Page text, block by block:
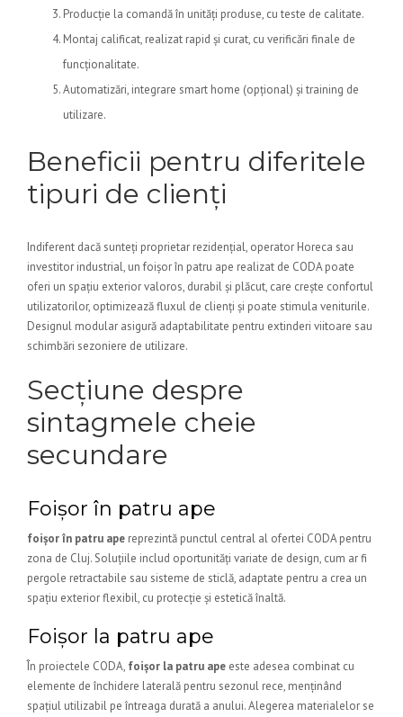
Producție la comandă în unități produse, cu teste de calitate.
Montaj calificat, realizat rapid și curat, cu verificări finale de
funcționalitate.
Automatizări, integrare smart home (opțional) și training de
utilizare.
Beneficii pentru diferitele
tipuri de clienți
Indiferent dacă sunteți proprietar rezidențial, operator Horeca sau
investitor industrial, un foișor în patru ape realizat de CODA poate
oferi un spațiu exterior valoros, durabil și plăcut, care crește confortul
utilizatorilor, optimizează fluxul de clienți și poate stimula veniturile.
Designul modular asigură adaptabilitate pentru extinderi viitoare sau
schimbări sezoniere de utilizare.
Secțiune despre
sintagmele cheie
secundare
Foișor în patru ape
foișor în patru ape reprezintă punctul central al ofertei CODA pentru
zona de Cluj. Soluțiile includ oportunități variate de design, cum ar fi
pergole retractabile sau sisteme de sticlă, adaptate pentru a crea un
spațiu exterior flexibil, cu protecție și estetică înaltă.
Foișor la patru ape
În proiectele CODA, foișor la patru ape este adesea combinat cu
elemente de închidere laterală pentru sezonul rece, menținând
spațiul utilizabil pe întreaga durată a anului. Alegerea materialelor se